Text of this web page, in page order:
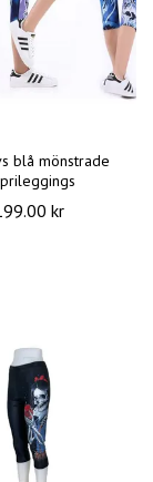
blå mönstrade
kr